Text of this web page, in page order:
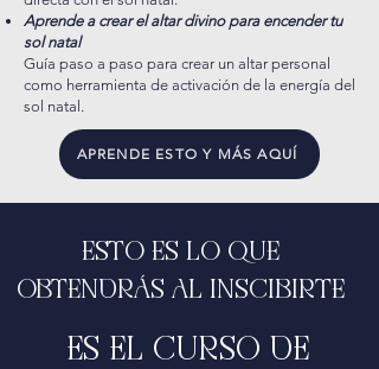
Aprende a crear el altar divino para encender tu
sol natal
Guía paso a paso para crear un altar personal
como herramienta de activación de la energía del
sol natal.
APRENDE ESTO Y MÁS AQUÍ
ESTO ES LO QUE
OBTENDRÁS AL INSCIBIRTE
ES EL CURSO DE